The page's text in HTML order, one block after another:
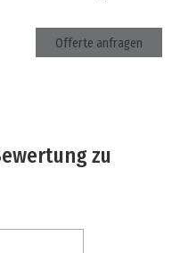
Offerte anfragen
zu